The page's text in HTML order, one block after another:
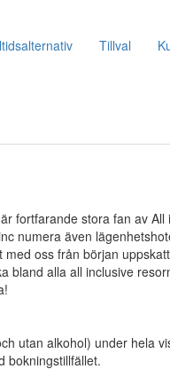
Tillval
fortfarande stora fan av
numera även
oss från början
bland alla all inclusive
utan alkohol) under hela
bokningstillfället.